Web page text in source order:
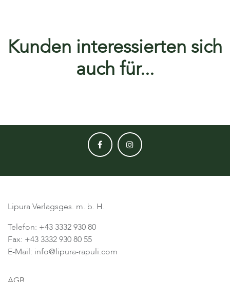
Kunden interessierten sich
auch für...
Lipura Verlagsges. m. b. H.
Telefon: +43 3332 930 80
Fax: +43 3332 930 80 55
E-Mail: info@lipura-rapuli.com